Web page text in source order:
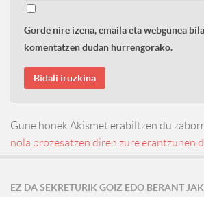
Gorde nire izena, emaila eta webgunea
komentatzen dudan hurrengorako.
Gune honek Akismet erabiltzen du
nola prozesatzen diren zure erantzunen
EZ DA SEKRETURIK GOIZ EDO BERANT